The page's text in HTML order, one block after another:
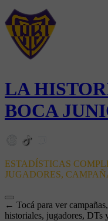
LA
BOCA
ESTADÍSTICAS
JUGADORES,
← Tocá para ver
historiales, jugadores, DTs